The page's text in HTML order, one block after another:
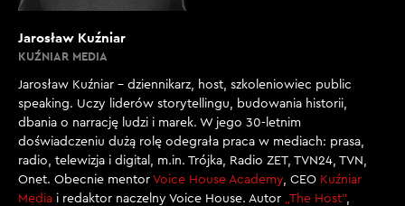
Jarosław Kuźniar
KUŹNIAR MEDIA
Jarosław Kuźniar – dziennikarz, host, szkoleniowiec public
speaking. Uczy liderów storytellingu, budowania historii,
dbania o narrację ludzi i marek. W jego 30-letnim
doświadczeniu dużą rolę odegrała praca w mediach: prasa,
radio, telewizja i digital, m.in. Trójka, Radio ZET, TVN24, TVN,
Onet. Obecnie mentor Voice House Academy , CEO Kuźniar
Media i redaktor naczelny Voice House. Autor „The Host”,